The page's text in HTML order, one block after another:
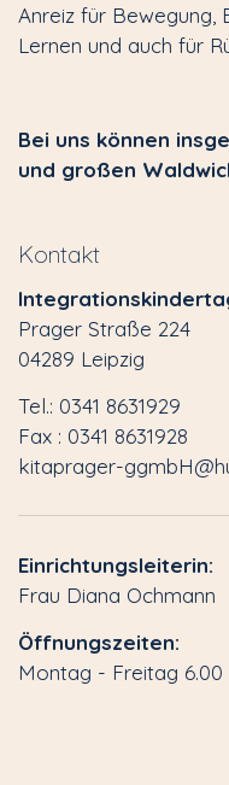
Anreiz für Bewegung,
Lernen und auch für
Bei uns können
und großen
Kontakt
Prager Straße 224
04289 Leipzig
Tel.: 0341 8631929
Fax : 0341 8631928
kitaprager-
Einrichtungsleiterin:
Frau Diana Ochmann
Öffnungszeiten:
Montag - Freitag 6.00